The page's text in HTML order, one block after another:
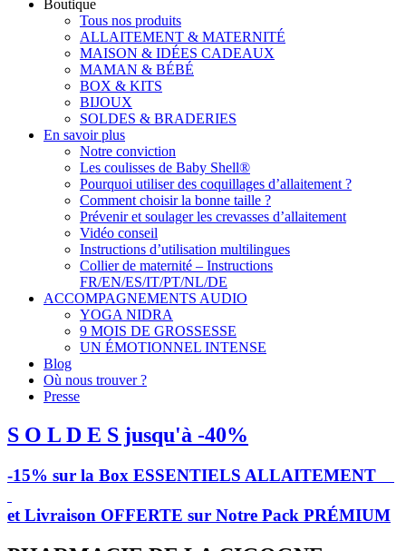
Boutique
Tous nos produits
ALLAITEMENT & MATERNITÉ
MAISON & IDÉES CADEAUX
MAMAN & BÉBÉ
BOX & KITS
BIJOUX
SOLDES & BRADERIES
En savoir plus
Notre conviction
Les coulisses de Baby Shell®
Pourquoi utiliser des coquillages d’allaitement ?
Comment choisir la bonne taille ?
Prévenir et soulager les crevasses d’allaitement
Vidéo conseil
Instructions d’utilisation multilingues
Collier de maternité – Instructions
FR/EN/ES/IT/PT/NL/DE
ACCOMPAGNEMENTS AUDIO
YOGA NIDRA
9 MOIS DE GROSSESSE
UN ÉMOTIONNEL INTENSE
Blog
Où nous trouver ?
Presse
S O L D E S jusqu'à -40%
-15% sur la Box ESSENTIELS ALLAITEMENT
et Livraison OFFERTE sur Notre Pack PRÉMIUM